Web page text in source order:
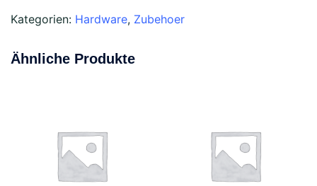
Funk
Tastatur,
Maus-
Set
Kategorien: Hardware, Zubehoer
Ähnliche Produkte